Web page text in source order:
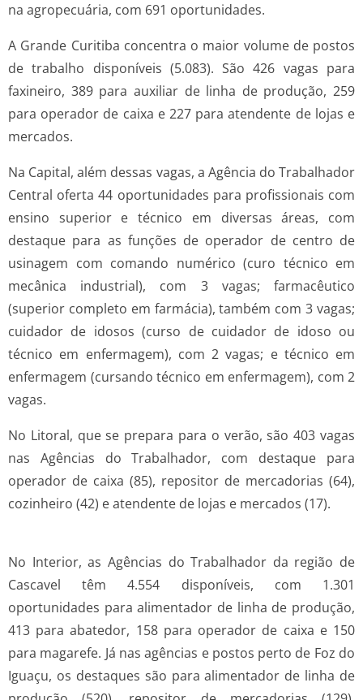
na agropecuária, com 691 oportunidades.
A Grande Curitiba concentra o maior volume de postos
de trabalho disponíveis (5.083). São 426 vagas para
faxineiro, 389 para auxiliar de linha de produção, 259
para operador de caixa e 227 para atendente de lojas e
mercados.
Na Capital, além dessas vagas, a Agência do Trabalhador
Central oferta 44 oportunidades para profissionais com
ensino superior e técnico em diversas áreas, com
destaque para as funções de operador de centro de
usinagem com comando numérico (curo técnico em
mecânica industrial), com 3 vagas; farmacêutico
(superior completo em farmácia), também com 3 vagas;
cuidador de idosos (curso de cuidador de idoso ou
técnico em enfermagem), com 2 vagas; e técnico em
enfermagem (cursando técnico em enfermagem), com 2
vagas.
No Litoral, que se prepara para o verão, são 403 vagas
nas Agências do Trabalhador, com destaque para
operador de caixa (85), repositor de mercadorias (64),
cozinheiro (42) e atendente de lojas e mercados (17).
No Interior, as Agências do Trabalhador da região de
Cascavel têm 4.554 disponíveis, com 1.301
oportunidades para alimentador de linha de produção,
413 para abatedor, 158 para operador de caixa e 150
para magarefe. Já nas agências e postos perto de Foz do
Iguaçu, os destaques são para alimentador de linha de